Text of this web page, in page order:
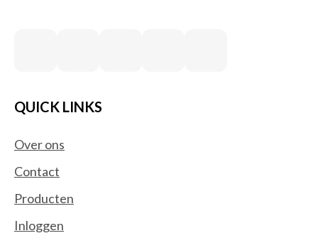
QUICK LINKS
Over ons
Contact
Producten
Inloggen